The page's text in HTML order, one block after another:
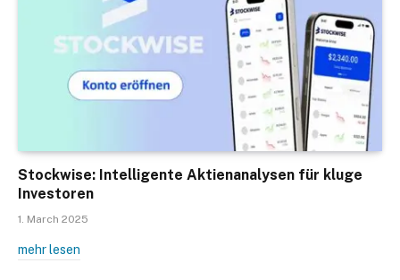
Stockwise: Intelligente Aktienanalysen für kluge
Investoren
1. March 2025
mehr lesen